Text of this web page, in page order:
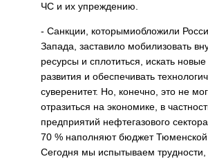
ЧС и их упреждению.
- Санкции, которымиобложили
Запада, заставило мобилизовать
ресурсы и сплотиться, искать новые
развития и обеспечивать
суверенитет. Но, конечно, это не
отразиться на экономике, в
предприятий нефтегазового
70 % наполняют бюджет Тюменской
Сегодня мы испытываем